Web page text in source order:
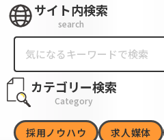
サイト内検索
search
カテゴリー検索
Category
採用ノウハウ 求人媒体